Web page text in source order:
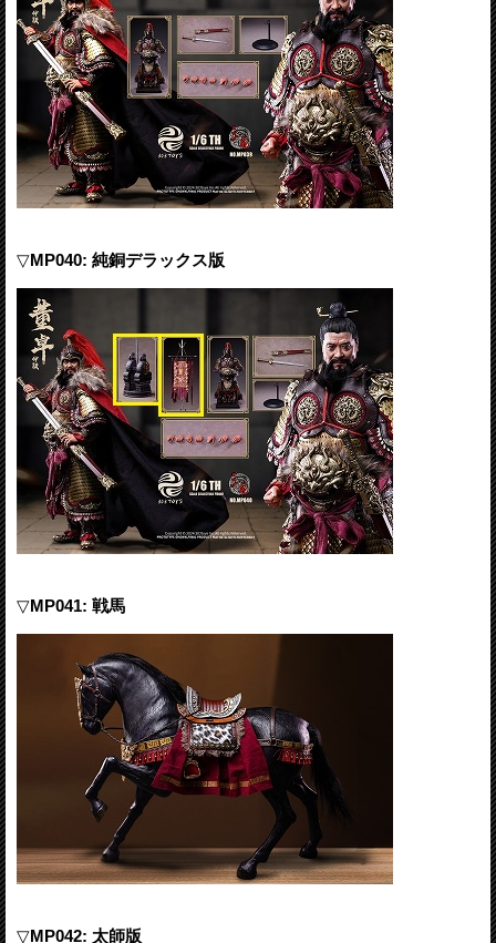
▽MP040: 純銅デラックス版
▽MP041: 戦馬
▽MP042: 太師版